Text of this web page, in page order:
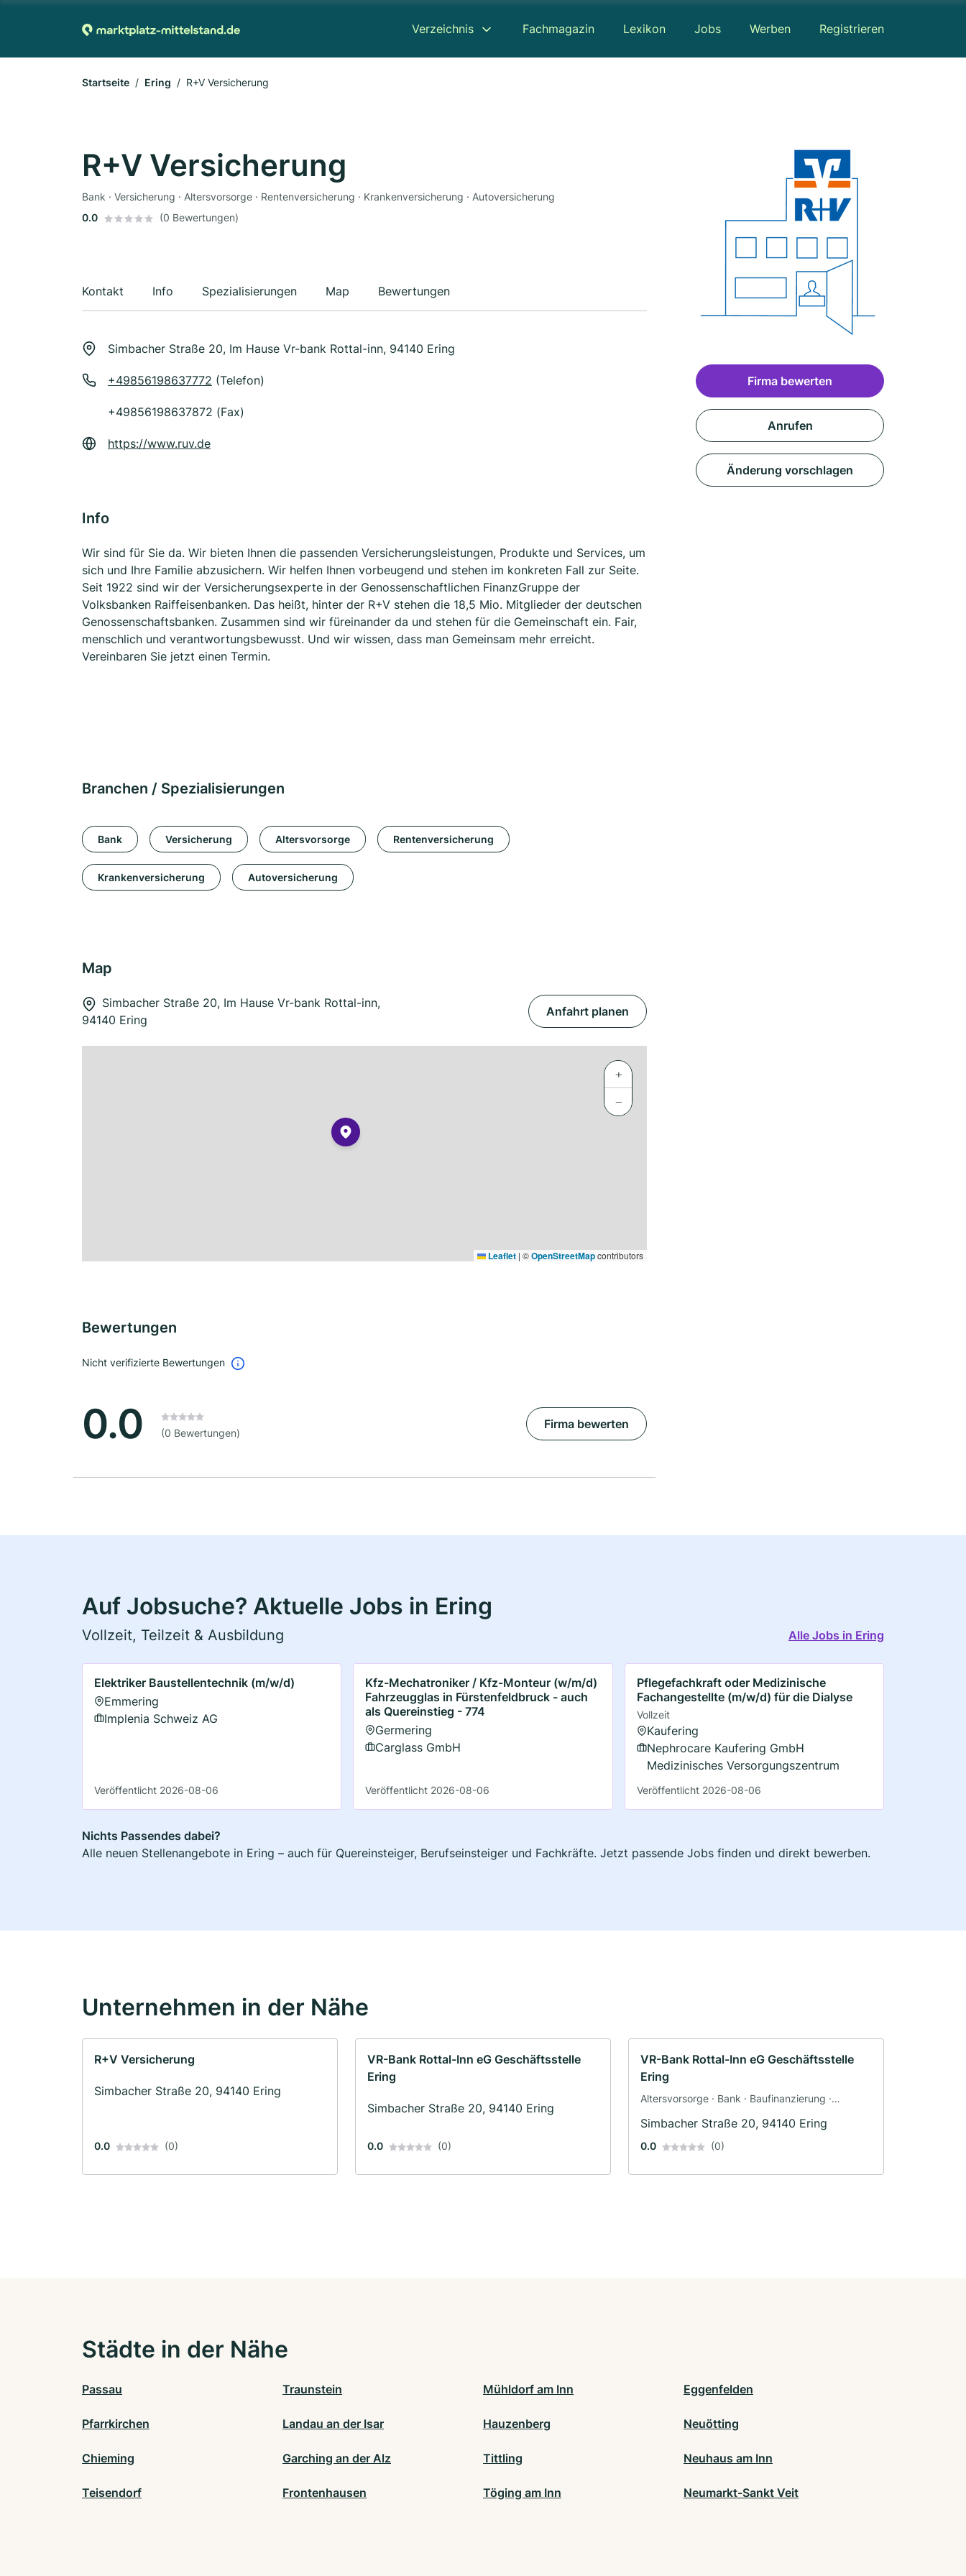
Verzeichnis Fachmagazin Lexikon Jobs Werben Registrieren
Startseite Ering R+V Versicherung
R+V Versicherung
Bank · Versicherung · Altersvorsorge · Rentenversicherung · Krankenversicherung · Autoversicherung
0.0
(0 Bewertungen)
Kontakt Info Spezialisierungen Map Bewertungen
Simbacher Straße 20, Im Hause Vr-bank Rottal-inn, 94140 Ering
+49856198637772 (Telefon)
+49856198637872 (Fax)
https://www.ruv.de
Info
Wir sind für Sie da. Wir bieten Ihnen die passenden Versicherungsleistungen, Produkte und Services, um
sich und Ihre Familie abzusichern. Wir helfen Ihnen vorbeugend und stehen im konkreten Fall zur Seite.
Seit 1922 sind wir der Versicherungsexperte in der Genossenschaftlichen FinanzGruppe der
Volksbanken Raiffeisenbanken. Das heißt, hinter der R+V stehen die 18,5 Mio. Mitglieder der deutschen
Genossenschaftsbanken. Zusammen sind wir füreinander da und stehen für die Gemeinschaft ein. Fair,
menschlich und verantwortungsbewusst. Und wir wissen, dass man Gemeinsam mehr erreicht.
Vereinbaren Sie jetzt einen Termin.
Branchen / Spezialisierungen
Bank Versicherung Altersvorsorge Rentenversicherung
Krankenversicherung Autoversicherung
Map
Simbacher Straße 20, Im Hause Vr-bank Rottal-inn,
94140 Ering
Anfahrt planen
+
−
Leaflet | ©OpenStreetMapcontributors
Bewertungen
Nicht verifizierte Bewertungen
0.0 (0 Bewertungen)
Firma bewerten
Firma bewerten
Anrufen
Änderung vorschlagen
Auf Jobsuche? Aktuelle Jobs in Ering
Vollzeit, Teilzeit & Ausbildung Alle Jobs in Ering
Elektriker Baustellentechnik (m/w/d)
Emmering
Implenia Schweiz AG
Veröffentlicht 2026-08-06
Kfz-Mechatroniker / Kfz-Monteur (w/m/d)
Fahrzeugglas in Fürstenfeldbruck - auch
als Quereinstieg - 774
Germering
Carglass GmbH
Veröffentlicht 2026-08-06
Pflegefachkraft oder Medizinische
Fachangestellte (m/w/d) für die Dialyse
Vollzeit
Kaufering
Nephrocare Kaufering GmbH
Medizinisches Versorgungszentrum
Veröffentlicht 2026-08-06
Nichts Passendes dabei?
Alle neuen Stellenangebote in Ering – auch für Quereinsteiger, Berufseinsteiger und Fachkräfte. Jetzt passende Jobs finden und direkt bewerben.
Unternehmen in der Nähe
R+V Versicherung
Simbacher Straße 20, 94140 Ering
0.0 (0)
VR-Bank Rottal-Inn eG Geschäftsstelle
Ering
Simbacher Straße 20, 94140 Ering
0.0 (0)
VR-Bank Rottal-Inn eG Geschäftsstelle
Ering
Altersvorsorge · Bank · Baufinanzierung ·
Versicherung
Simbacher Straße 20, 94140 Ering
0.0 (0)
Städte in der Nähe
Passau Traunstein Mühldorf am Inn Eggenfelden
Pfarrkirchen Landau an der Isar Hauzenberg Neuötting
Chieming Garching an der Alz Tittling Neuhaus am Inn
Teisendorf Frontenhausen Töging am Inn Neumarkt-Sankt Veit